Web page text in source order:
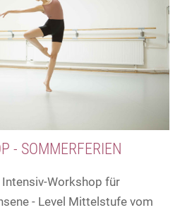
- SOMMERFERIEN
Workshop für
- Level Mittelstufe vom